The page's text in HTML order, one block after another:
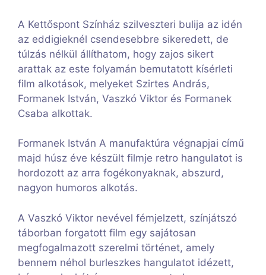
A Kettőspont Színház szilveszteri bulija az idén
az eddigieknél csendesebbre sikeredett, de
túlzás nélkül állíthatom, hogy zajos sikert
arattak az este folyamán bemutatott kísérleti
film alkotások, melyeket Szirtes András,
Formanek István, Vaszkó Viktor és Formanek
Csaba alkottak.
Formanek István A manufaktúra végnapjai című
majd húsz éve készült filmje retro hangulatot is
hordozott az arra fogékonyaknak, abszurd,
nagyon humoros alkotás.
A Vaszkó Viktor nevével fémjelzett, színjátszó
táborban forgatott film egy sajátosan
megfogalmazott szerelmi történet, amely
bennem néhol burleszkes hangulatot idézett,